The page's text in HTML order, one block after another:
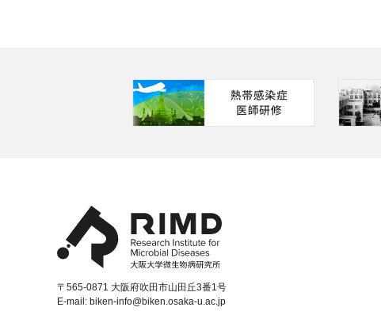
〒565-0871 大阪府吹田市山田丘3番1号
E-mail: biken-info@biken.osaka-u.ac.jp